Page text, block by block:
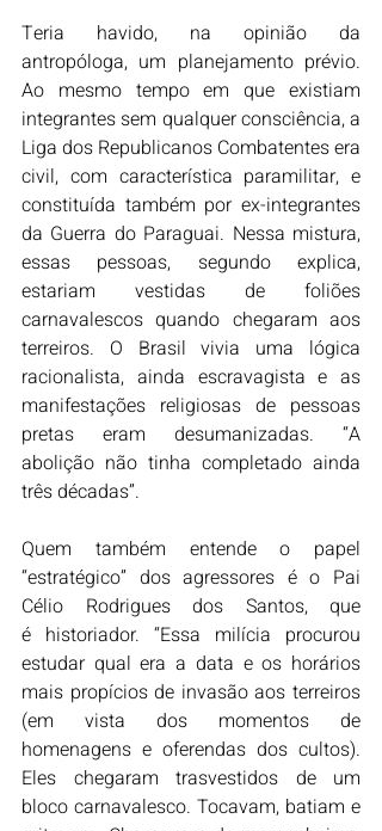
Teria havido, na opinião da
antropóloga, um planejamento prévio.
Ao mesmo tempo em que existiam
integrantes sem qualquer consciência, a
Liga dos Republicanos Combatentes era
civil, com característica paramilitar, e
constituída também por ex-integrantes
da Guerra do Paraguai. Nessa mistura,
essas pessoas, segundo explica,
estariam vestidas de foliões
carnavalescos quando chegaram aos
terreiros. O Brasil vivia uma lógica
racionalista, ainda escravagista e as
manifestações religiosas de pessoas
pretas eram desumanizadas. “A
abolição não tinha completado ainda
três décadas”.
Quem também entende o papel
“estratégico” dos agressores é o Pai
Célio Rodrigues dos Santos, que
é historiador. “Essa milícia procurou
estudar qual era a data e os horários
mais propícios de invasão aos terreiros
(em vista dos momentos de
homenagens e oferendas dos cultos).
Eles chegaram trasvestidos de um
bloco carnavalesco. Tocavam, batiam e